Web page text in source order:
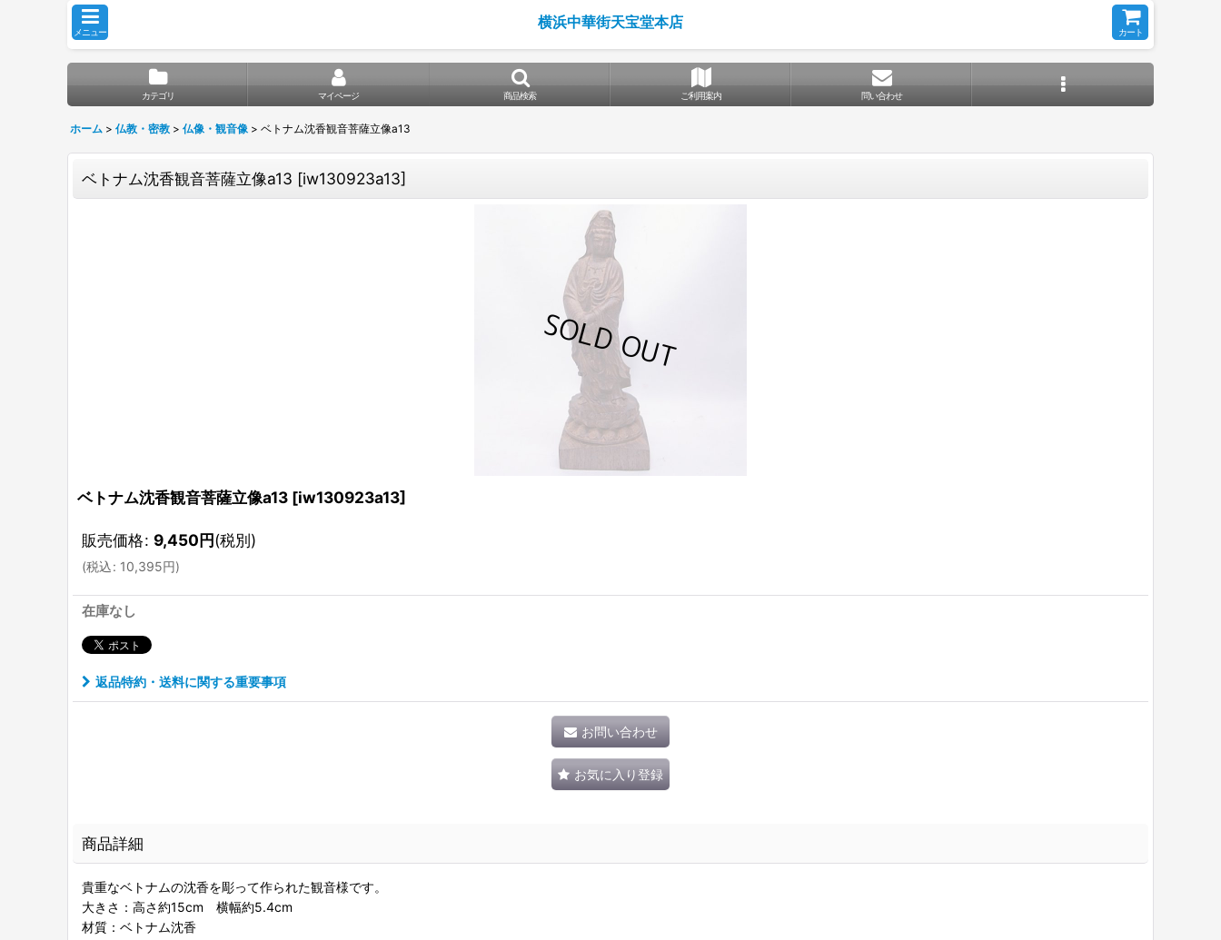
メニュー
横浜中華街天宝堂本店
カート
カテゴリ マイページ 商品検索 ご利用案内 問い合わせ
ホーム > 仏教・密教 > 仏像・観音像 > ベトナム沈香観音菩薩立像a13
ベトナム沈香観音菩薩立像a13 [iw130923a13]
ベトナム沈香観音菩薩立像a13 [iw130923a13]
販売価格: 9,450円(税別)
(税込: 10,395円)
在庫なし
返品特約・送料に関する重要事項
お問い合わせ
お気に入り登録
商品詳細
貴重なベトナムの沈香を彫って作られた観音様です。
大きさ：高さ約15cm 横幅約5.4cm
材質：ベトナム沈香